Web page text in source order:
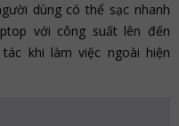
dùng có thể sạc nhanh
với công suất lên đến
khi làm việc ngoài hiện